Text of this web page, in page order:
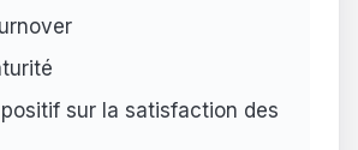
sur la satisfaction des